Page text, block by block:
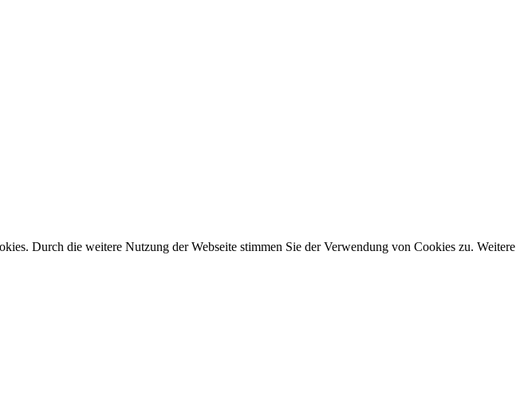
Durch die weitere Nutzung der Webseite stimmen Sie der Verwendung von Cookies zu. Weitere